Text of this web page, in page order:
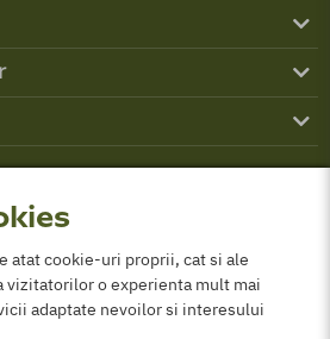
ŢINTĂ DOZA
dicotiledonate
Anagalis arvensis
de câmp),
githago
Amaranthus
20–30 g/ha-
39)
atat cookie-uri proprii, cat si ale
vizitatorilor o experienta mult mai
adaptate nevoilor si interesului